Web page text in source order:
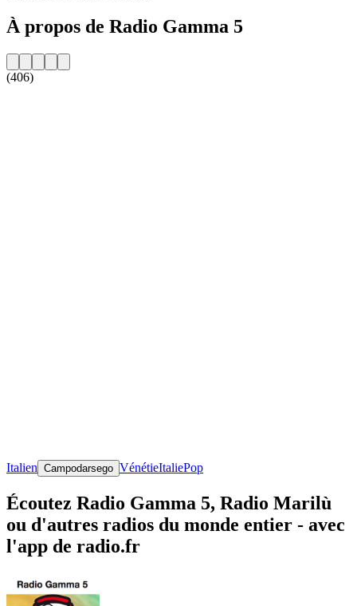
À propos de Radio Gamma 5
(406)
Italien Campodarsego VénétieItaliePop
Écoutez Radio Gamma 5, Radio Marilù
ou d'autres radios du monde entier - avec
l'app de radio.fr